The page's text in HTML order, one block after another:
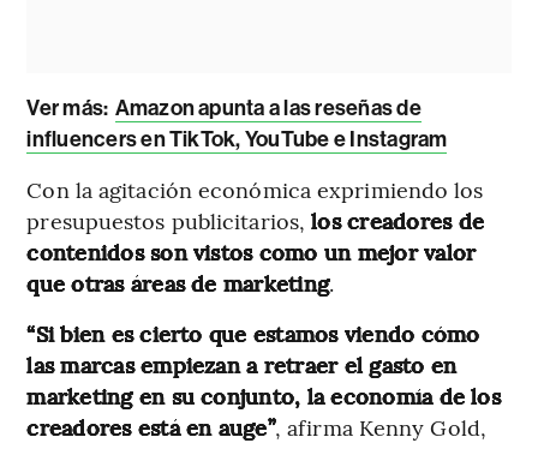
Ver más: Amazon apunta a las reseñas de
influencers en TikTok, YouTube e Instagram
Con la agitación económica exprimiendo los
presupuestos publicitarios,los creadores de
contenidos son vistos como un mejor valor
que otras áreas de marketing.
“Si bien es cierto que estamos viendo cómo
las marcas empiezan a retraer el gasto en
marketing en su conjunto, la economía de los
creadores está en auge”, afirma Kenny Gold,